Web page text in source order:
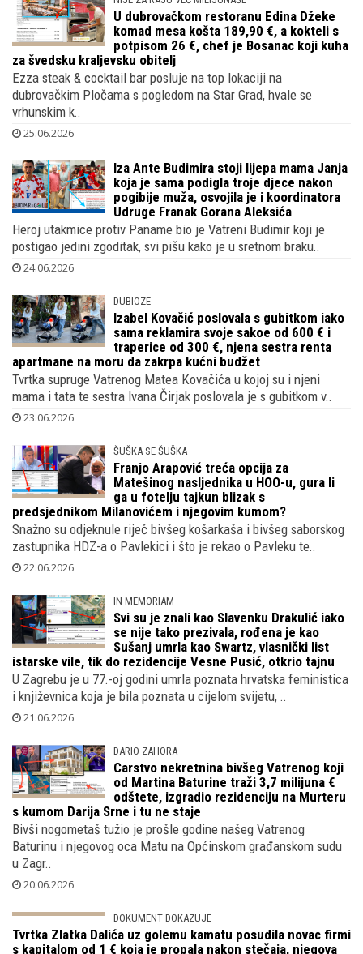
25.06.2026
NIJE ZA RAJU VEĆ MILIJUNAŠE
U dubrovačkom restoranu Edina Džeke
komad mesa košta 189,90 €, a kokteli s
potpisom 26 €, chef je Bosanac koji kuha
za švedsku kraljevsku obitelj
dubrovačkim Pločama s pogledom na Star Grad, hvale se
vrhunskim k..
25.06.2026
Iza Ante Budimira stoji lijepa mama Janja
koja je sama podigla troje djece nakon
pogibije muža, osvojila je i koordinatora
Udruge Franak Gorana Aleksića
Heroj utakmice protiv Paname bio je Vatreni Budimir koji je
postigao jedini zgoditak, svi pišu kako je u sretnom braku..
24.06.2026
DUBIOZE
Izabel Kovačić poslovala s gubitkom iako
sama reklamira svoje sakoe od 600 € i
traperice od 300 €, njena sestra renta
apartmane na moru da zakrpa kućni budžet
Tvrtka supruge Vatrenog Matea Kovačića u kojoj su i njeni
mama i tata te sestra Ivana Čirjak poslovala je s gubitkom v..
23.06.2026
ŠUŠKA SE ŠUŠKA
Franjo Arapović treća opcija za
Matešinog nasljednika u HOO-u, gura li
ga u fotelju tajkun blizak s
predsjednikom Milanovićem i njegovim kumom?
Snažno su odjeknule riječ bivšeg košarkaša i bivšeg saborskog
zastupnika HDZ-a o Pavlekici i što je rekao o Pavleku te..
22.06.2026
IN MEMORIAM
Svi su je znali kao Slavenku Drakulić iako
se nije tako prezivala, rođena je kao
Sušanj umrla kao Swartz, vlasnički list
istarske vile, tik do rezidencije Vesne Pusić, otkrio tajnu
U Zagrebu je u 77.-oj godini umrla poznata hrvatska feministica
i književnica koja je bila poznata u cijelom svijetu, ..
21.06.2026
DARIO ZAHORA
Carstvo nekretnina bivšeg Vatrenog koji
od Martina Baturine traži 3,7 milijuna €
odštete, izgradio rezidenciju na Murteru
s kumom Darija Srne i tu ne staje
Bivši nogometaš tužio je prošle godine našeg Vatrenog
Baturinu i njegovog oca Matu na Općinskom građanskom sudu
u Zagr..
20.06.2026